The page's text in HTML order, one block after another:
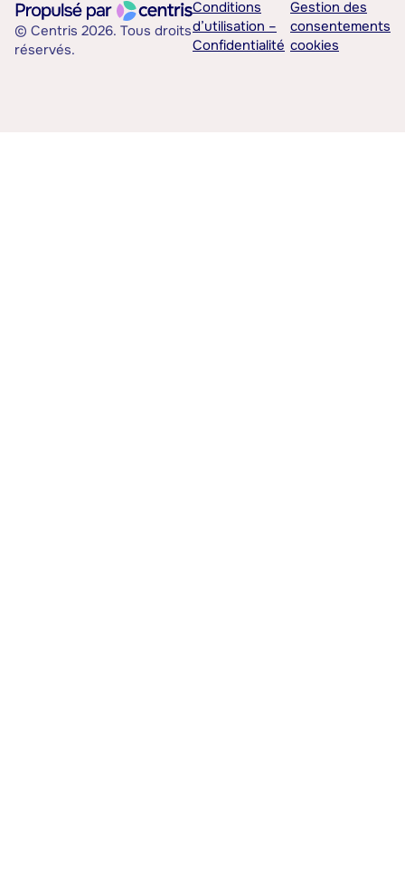
© Centris 2026. Tous droits
réservés.
Conditions
d’utilisation –
Confidentialité
Gestion des
consentements
cookies